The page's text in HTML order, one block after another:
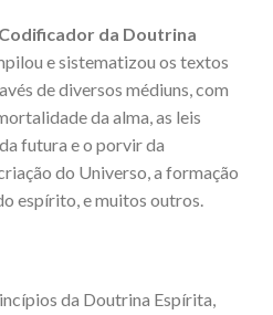
Codificador da Doutrina
e sistematizou os textos
de diversos médiuns, com
da alma, as leis
futura e o porvir da
do Universo, a formação
espírito, e muitos outros.
da Doutrina Espírita,